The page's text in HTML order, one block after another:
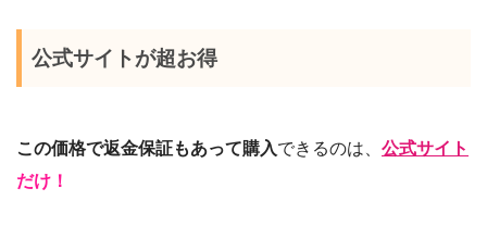
公式サイトが超お得
この価格で返金保証もあって購入できるのは、 公式サイト
だけ！